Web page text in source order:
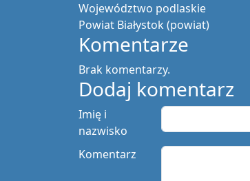
Województwo podlaskie
Powiat Białystok (powiat)
Komentarze
Brak komentarzy.
Dodaj komentarz
Imię i
nazwisko
Komentarz